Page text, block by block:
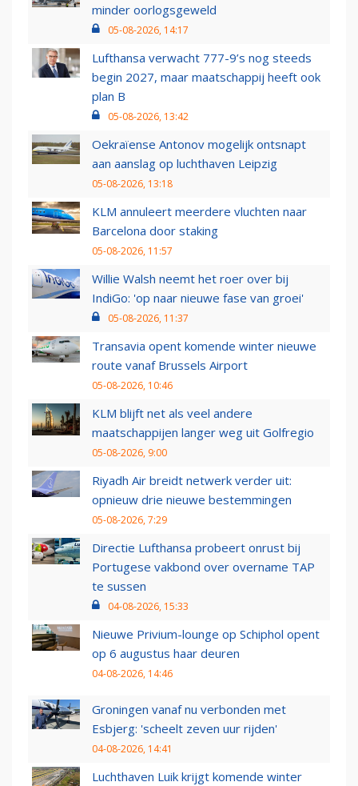
minder oorlogsgeweld
05-08-2026, 14:17
Lufthansa verwacht 777-9’s nog steeds
begin 2027, maar maatschappij heeft ook
plan B
05-08-2026, 13:42
Oekraïense Antonov mogelijk ontsnapt
aan aanslag op luchthaven Leipzig
05-08-2026, 13:18
KLM annuleert meerdere vluchten naar
Barcelona door staking
05-08-2026, 11:57
Willie Walsh neemt het roer over bij
IndiGo: 'op naar nieuwe fase van groei'
05-08-2026, 11:37
Transavia opent komende winter nieuwe
route vanaf Brussels Airport
05-08-2026, 10:46
KLM blijft net als veel andere
maatschappijen langer weg uit Golfregio
05-08-2026, 9:00
Riyadh Air breidt netwerk verder uit:
opnieuw drie nieuwe bestemmingen
05-08-2026, 7:29
Directie Lufthansa probeert onrust bij
Portugese vakbond over overname TAP
te sussen
04-08-2026, 15:33
Nieuwe Privium-lounge op Schiphol opent
op 6 augustus haar deuren
04-08-2026, 14:46
Groningen vanaf nu verbonden met
Esbjerg: 'scheelt zeven uur rijden'
04-08-2026, 14:41
Luchthaven Luik krijgt komende winter